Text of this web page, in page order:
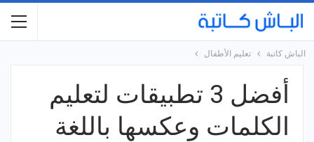
الباش كاتبة تعليم الأطفال
أفضل 3 تطبيقات لتعليم
الكلمات وعكسها باللغة